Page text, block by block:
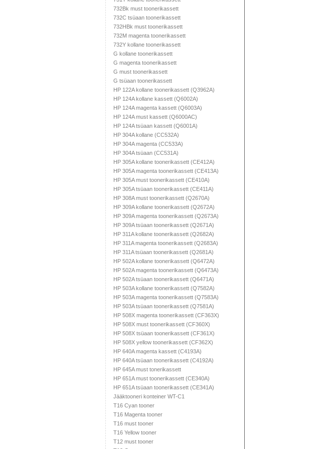
732Bk must toonerikassett
732C tsüaan toonerikassett
732HBk must toonerikassett
732M magenta toonerikassett
732Y kollane toonerikassett
G kollane toonerikassett
G magenta toonerikassett
G must toonerikassett
G tsüaan toonerikassett
HP 122A kollane toonerikassett (Q3962A)
HP 124A kollane kassett (Q6002A)
HP 124A magenta kassett (Q6003A)
HP 124A must kassett (Q6000AC)
HP 124A tsüaan kassett (Q6001A)
HP 304A kollane (CC532A)
HP 304A magenta (CC533A)
HP 304A tsüaan (CC531A)
HP 305A kollane toonerikassett (CE412A)
HP 305A magenta toonerikassett (CE413A)
HP 305A must toonerikassett (CE410A)
HP 305A tsüaan toonerikassett (CE411A)
HP 308A must toonerikassett (Q2670A)
HP 309A kollane toonerikassett (Q2672A)
HP 309A magenta toonerikassett (Q2673A)
HP 309A tsüaan toonerikassett (Q2671A)
HP 311A kollane toonerikassett (Q2682A)
HP 311A magenta toonerikassett (Q2683A)
HP 311A tsüaan toonerikassett (Q2681A)
HP 502A kollane toonerikassett (Q6472A)
HP 502A magenta toonerikassett (Q6473A)
HP 502A tsüaan toonerikassett (Q6471A)
HP 503A kollane toonerikassett (Q7582A)
HP 503A magenta toonerikassett (Q7583A)
HP 503A tsüaan toonerikassett (Q7581A)
HP 508X magenta toonerikassett (CF363X)
HP 508X must toonerikassett (CF360X)
HP 508X tsüaan toonerikassett (CF361X)
HP 508X yellow toonerikassett (CF362X)
HP 640A magenta kassett (C4193A)
HP 640A tsüaan toonerikassett (C4192A)
HP 645A must tonerikassett
HP 651A must toonerikassett (CE340A)
HP 651A tsüaan toonerikassett (CE341A)
Jääktooneri konteiner WT-C1
T16 Cyan tooner
T16 Magenta tooner
T16 must tooner
T16 Yellow tooner
T12 must tooner